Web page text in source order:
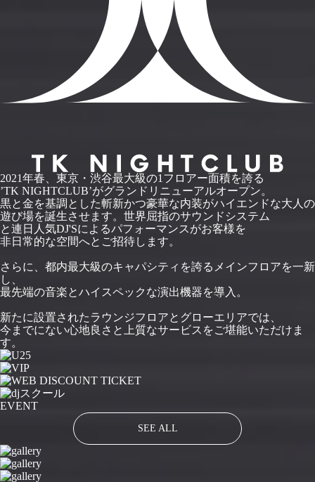
2021年春、東京・渋谷最大級の1フロアー面積を誇る
’TK NIGHTCLUB’がグランドリニューアルオープン。
黒と金を基調とした斬新かつ豪華な内装がハイエンドな大人の
遊び場を誕生させます。世界屈指のサウンドシステム
と連日人気DJ'Sによるパフォーマンスがお客様を
非日常的な空間へとご招待します。
さらに、都内最大級のキャパシティを誇るメインフロアを一新
し、
最先端の音楽とハイスペックな演出機器を導入。
新たに設置されたラウンジフロアとグローエリアでは、
今までにない心地良さと上質なサービスをご堪能いただけま
す。
EVENT
SEE ALL